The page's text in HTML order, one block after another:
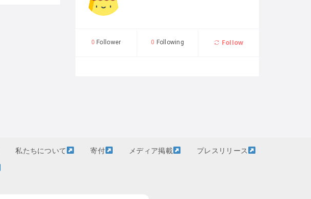
0 Follower 0 Following Follow
私たちについて 寄付 メディア掲載 プレスリリース